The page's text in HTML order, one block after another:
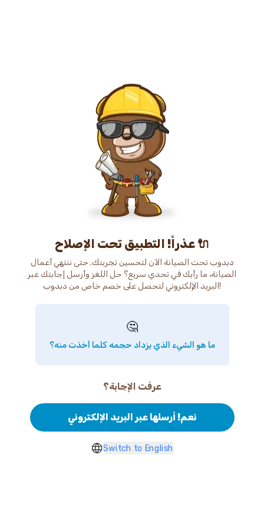
عذراً! التطبيق تحت الإصلاح 🔌
دبدوب تحت الصيانة الآن لتحسين تجربتك. حتى ننتهي أعمال
الصيانة، ما رأيك في تحدي سريع؟ حل اللغز وأرسل إجابتك عبر
البريد الإلكتروني لتحصل على خصم خاص من دبدوب!
🤔
ما هو الشيء الذي يزداد حجمه كلما أخذت منه؟
عرفت الإجابة؟
نعم! أرسلها عبر البريد الإلكتروني
Switch to English